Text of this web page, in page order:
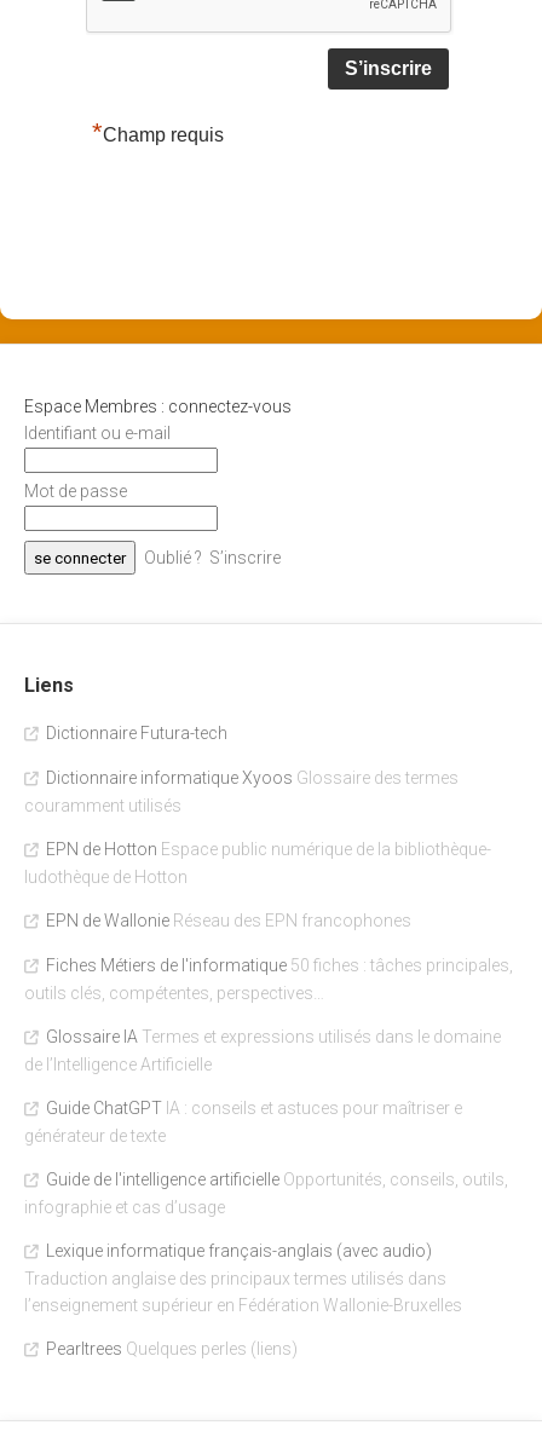
*Champ requis
Espace Membres : connectez-vous
Identifiant ou e-mail
Mot de passe
Oublié ? S’inscrire
Liens
Dictionnaire Futura-tech
Dictionnaire informatique Xyoos Glossaire des termes
couramment utilisés
EPN de Hotton Espace public numérique de la bibliothèque-
ludothèque de Hotton
EPN de Wallonie Réseau des EPN francophones
Fiches Métiers de l'informatique 50 fiches : tâches principales,
outils clés, compétentes, perspectives…
Glossaire IA Termes et expressions utilisés dans le domaine
de l’Intelligence Artificielle
Guide ChatGPT IA : conseils et astuces pour maîtriser e
générateur de texte
Guide de l'intelligence artificielle Opportunités, conseils, outils,
infographie et cas d’usage
Lexique informatique français-anglais (avec audio)
Traduction anglaise des principaux termes utilisés dans
l’enseignement supérieur en Fédération Wallonie-Bruxelles
Pearltrees Quelques perles (liens)